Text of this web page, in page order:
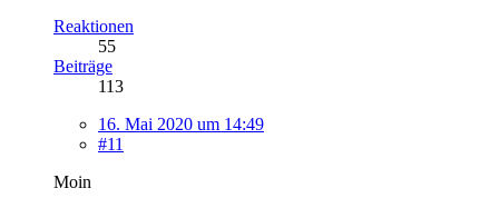
Reaktionen
55
Beiträge
113
16. Mai 2020 um 14:49
#11
Moin